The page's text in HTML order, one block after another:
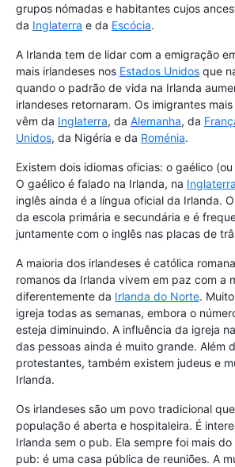
grupos nómadas e habitantes cujos
da Inglaterra e da Escócia.
A Irlanda tem de lidar com a emigração
mais irlandeses nos Estados Unidos que
quando o padrão de vida na Irlanda
irlandeses retornaram. Os imigrantes
vêm da Inglaterra, da Alemanha, da
Unidos, da Nigéria e da Roménia.
Existem dois idiomas oficias: o gaélico
O gaélico é falado na Irlanda, na Inglaterra
inglês ainda é a língua oficial da Irlanda.
da escola primária e secundária e é
juntamente com o inglês nas placas de
A maioria dos irlandeses é católica
romanos da Irlanda vivem em paz com a
diferentemente da Irlanda do Norte.
igreja todas as semanas, embora o
esteja diminuindo. A influência da igreja
das pessoas ainda é muito grande. Além
protestantes, também existem judeus e
Irlanda.
Os irlandeses são um povo tradicional
população é aberta e hospitaleira. É
Irlanda sem o pub. Ela sempre foi mais
pub: é uma casa pública de reuniões. A